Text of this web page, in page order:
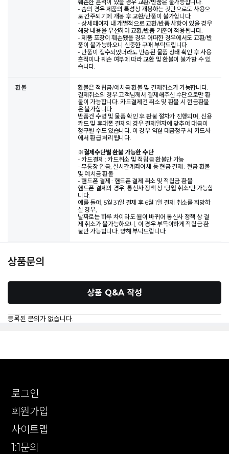
훼손한 흔적이 있을 경우 교환/반품은 불가능합니다.
- 솜의 경우 제품의 특성상 개봉하는 것만으로도 사용으
로 간주되기에 개봉 후 교환/반품이 불가합니다.
- 상세페이지 내 개별적으로 교환/반품 사항이 있을 경우
해당 내용을 우선하여 교환/반품 기준이 적용됩니다.
- 제품 포장이 훼손됐을 경우 어떠한 경우에서도 교환/반
품이 불가능하오니 신중한 구매 부탁드립니다.
- 반품이 접수되었더라도 반송된 물품 상태 확인 후 사용
흔적이나 훼손 여부에 따라 교환 및 환불이 불가할 수 있
습니다.
환불
환불은 적립금/예치금 환불 및 결제취소가 가능합니다.
결제취소의 경우 고객님께서 결제해주신 수단으로만 환
불이 가능합니다. 카드결제건 취소 및 환불 시 현금환불
은 불가합니다.
반품건 수령 및 물품 확인 후 환불 절차가 진행되며, 신용
카드 및 휴대폰 결제의 경우 결제일자에 맞추어 대금이
청구될 수도 있습니다. 이 경우 익월 대금청구 시 카드사
에서 환급 처리됩니다.
※결제수단별 환불 가능한 수단
- 카드결제 : 카드취소 및 적립금 환불만 가능
- 무통장 입금, 실시간계좌이체 등 현금 결제 : 현금 환불
및 예치금 환불
- 핸드폰 결제 : 핸드폰 결제 취소 및 적립금 환불
핸드폰 결제의 경우, 통신사 정책 상 '당월 취소'만 가능합
니다.
예를 들어, 5월 31일 결제 후 6월 1일 결제 취소를 희망하
실 경우,
날짜로는 하루 차이라도 월이 바뀌어 통신사 정책 상 결
제 취소가 불가능하오니, 이 경우 부득이하게 적립금 환
불만 가능합니다. 양해 부탁드립니다.
상품문의
상품 Q&A 작성
등록된 문의가 없습니다.
로그인
회원가입
사이트맵
1:1문의